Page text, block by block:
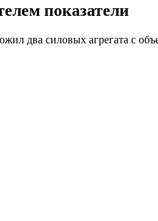
показатели
два силовых агрегата с